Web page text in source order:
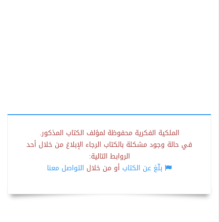
الملكية الفكرية محفوظة لمؤلف الكتاب المذكور.
في حالة وجود مشكلة بالكتاب الرجاء الإبلاغ من خلال أحد
الروابط التالية:
بلّغ عن الكتاب أو من خلال التواصل معنا